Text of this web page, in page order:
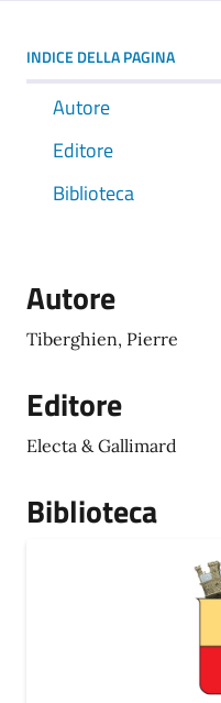
INDICE DELLA PAGINA
Autore
Editore
Biblioteca
Autore
Tiberghien, Pierre
Editore
Electa & Gallimard
Biblioteca